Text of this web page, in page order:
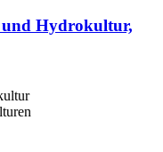
Hydrokultur,